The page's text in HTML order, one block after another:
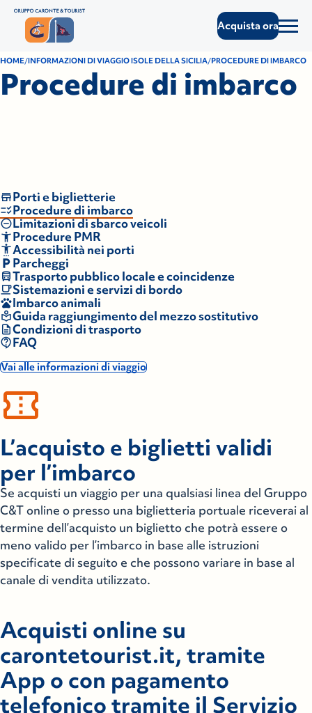
Acquista ora
HOME INFORMAZIONI DI VIAGGIO ISOLE DELLA SICILIA PROCEDURE DI IMBARCO
Procedure di imbarco
Porti e biglietterie
Procedure di imbarco
Limitazioni di sbarco veicoli
Procedure PMR
Accessibilità nei porti
Parcheggi
Trasporto pubblico locale e coincidenze
Sistemazioni e servizi di bordo
Imbarco animali
Guida raggiungimento del mezzo sostitutivo
Condizioni di trasporto
FAQ
Vai alle informazioni di viaggio
L’acquisto e biglietti validi
per l’imbarco
Se acquisti un viaggio per una qualsiasi linea del Gruppo
C&T online o presso una biglietteria portuale riceverai al
termine dell’acquisto un biglietto che potrà essere o
meno valido per l’imbarco in base alle istruzioni
specificate di seguito e che possono variare in base al
canale di vendita utilizzato.
Acquisti online su
carontetourist.it, tramite
App o con pagamento
telefonico tramite il Servizio